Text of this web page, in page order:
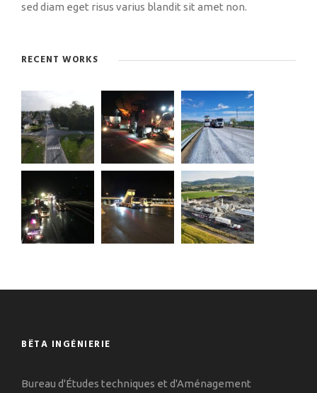
sed diam eget risus varius blandit sit amet non.
RECENT WORKS
BÊTA INGÉNIERIE
Bureau d'Études techniques et d'Aménagement